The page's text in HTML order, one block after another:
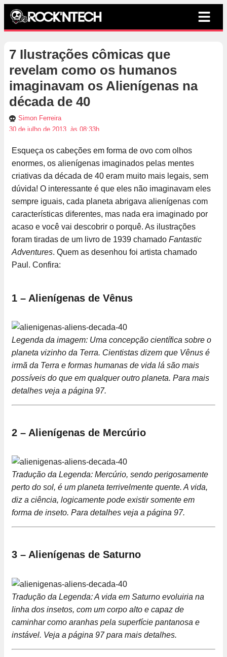
7 Ilustrações cômicas que
revelam como os humanos
imaginavam os Alienígenas na
década de 40
Simon Ferreira
30 de julho de 2013, às 08:33h
Esqueça os cabeções em forma de ovo com olhos
enormes, os alienígenas imaginados pelas mentes
criativas da década de 40 eram muito mais legais, sem
dúvida! O interessante é que eles não imaginavam eles
sempre iguais, cada planeta abrigava alienígenas com
características diferentes, mas nada era imaginado por
acaso e você vai descobrir o porquê. As ilustrações
foram tiradas de um livro de 1939 chamado Fantastic
Adventures. Quem as desenhou foi artista chamado
Paul. Confira:
1 – Alienígenas de Vênus
Legenda da imagem: Uma concepção científica sobre o
planeta vizinho da Terra. Cientistas dizem que Vênus é
irmã da Terra e formas humanas de vida lá são mais
possíveis do que em qualquer outro planeta. Para mais
detalhes veja a página 97.
2 – Alienígenas de Mercúrio
Tradução da Legenda: Mercúrio, sendo perigosamente
perto do sol, é um planeta terrivelmente quente. A vida,
diz a ciência, logicamente pode existir somente em
forma de inseto. Para detalhes veja a página 97.
3 – Alienígenas de Saturno
Tradução da Legenda: A vida em Saturno evoluiria na
linha dos insetos, com um corpo alto e capaz de
caminhar como aranhas pela superfície pantanosa e
instável. Veja a página 97 para mais detalhes.